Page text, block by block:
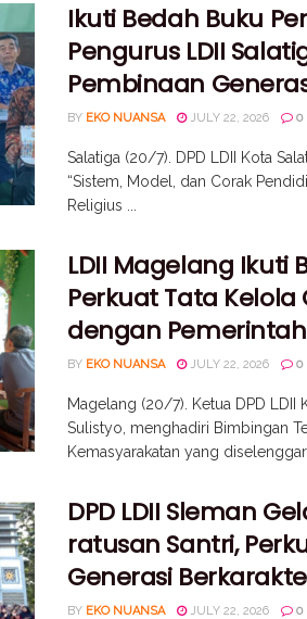
Ikuti Bedah Buku
Pengurus LDII
Pembinaan
BY EKO NUANSA JULY 22, 2026 0
Salatiga (20/7). DPD LDII Kota
“Sistem, Model, dan Corak
Religius ...
LDII Magelang Ikuti
Perkuat Tata Kelola
dengan Pemerintah
BY EKO NUANSA JULY 22, 2026 0
Magelang (20/7). Ketua DPD LDII
Sulistyo, menghadiri Bimbingan
Kemasyarakatan yang
DPD LDII Sleman
ratusan Santri,
Generasi
BY EKO NUANSA JULY 22, 2026 0